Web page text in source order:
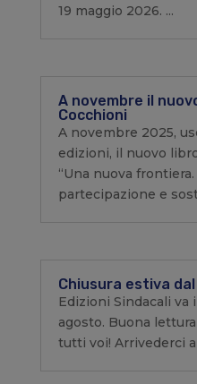
19 maggio 2026. ...
A novembre il
Cocchioni
A novembre 2025,
edizioni, il nuovo
“Una nuova frontiera.
partecipazione e
Chiusura estiva
Edizioni Sindacali va
agosto. Buona
tutti voi! Arrivederci